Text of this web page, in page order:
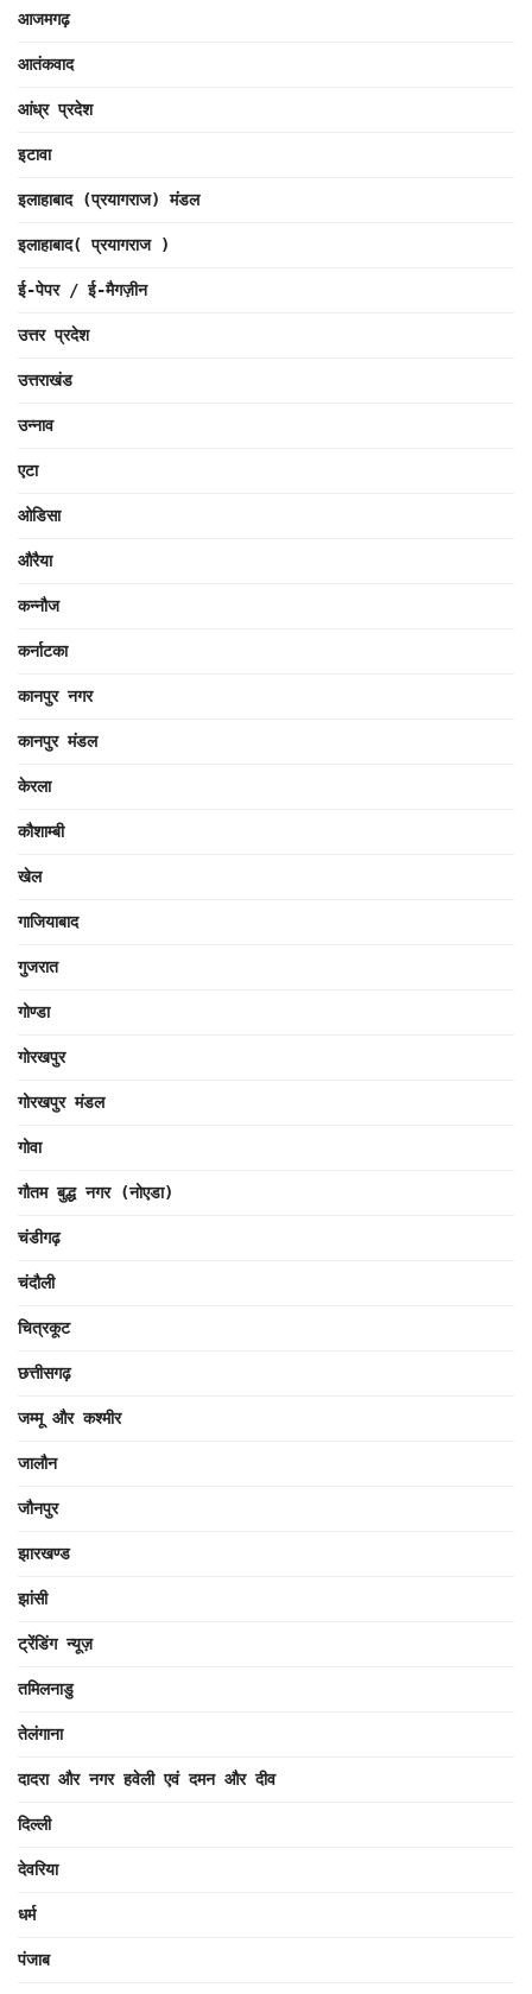
आजमगढ़
आतंकवाद
आंध्र प्रदेश
इटावा
इलाहाबाद (प्रयागराज) मंडल
इलाहाबाद( प्रयागराज )
ई-पेपर / ई-मैगज़ीन
उत्तर प्रदेश
उत्तराखंड
उन्नाव
एटा
ओडिसा
औरैया
कन्नौज
कर्नाटका
कानपुर नगर
कानपुर मंडल
केरला
कौशाम्बी
खेल
गाजियाबाद
गुजरात
गोण्डा
गोरखपुर
गोरखपुर मंडल
गोवा
गौतम बुद्ध नगर (नोएडा)
चंडीगढ़
चंदौली
चित्रकूट
छत्तीसगढ़
जम्मू और कश्मीर
जालौन
जौनपुर
झारखण्ड
झांसी
ट्रेंडिंग न्यूज़
तमिलनाडु
तेलंगाना
दादरा और नगर हवेली एवं दमन और दीव
दिल्ली
देवरिया
धर्म
पंजाब